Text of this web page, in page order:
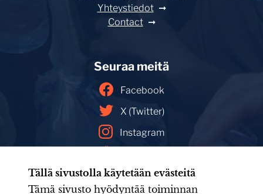
Tällä sivustolla käytetään evästeitä
Tämä sivusto hyödyntää toiminnan
Yhteystiedot
Contact
Seuraa meitä
Facebook
X (Twitter)
Instagram
Facebookin mainoskirjasto